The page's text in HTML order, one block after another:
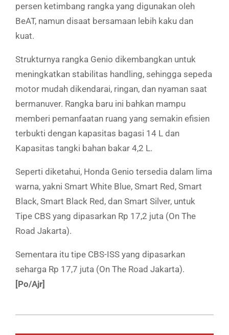
persen ketimbang rangka yang digunakan oleh
BeAT, namun disaat bersamaan lebih kaku dan
kuat.
Strukturnya rangka Genio dikembangkan untuk
meningkatkan stabilitas handling, sehingga sepeda
motor mudah dikendarai, ringan, dan nyaman saat
bermanuver. Rangka baru ini bahkan mampu
memberi pemanfaatan ruang yang semakin efisien
terbukti dengan kapasitas bagasi 14 L dan
Kapasitas tangki bahan bakar 4,2 L.
Seperti diketahui, Honda Genio tersedia dalam lima
warna, yakni Smart White Blue, Smart Red, Smart
Black, Smart Black Red, dan Smart Silver, untuk
Tipe CBS yang dipasarkan Rp 17,2 juta (On The
Road Jakarta).
Sementara itu tipe CBS-ISS yang dipasarkan
seharga Rp 17,7 juta (On The Road Jakarta).
[Po/Ajr]